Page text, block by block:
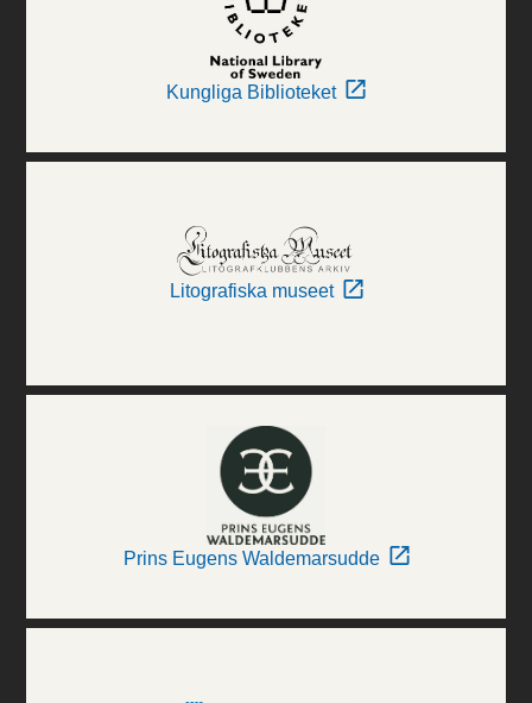
Kungliga Biblioteket
Litografiska museet
Prins Eugens Waldemarsudde